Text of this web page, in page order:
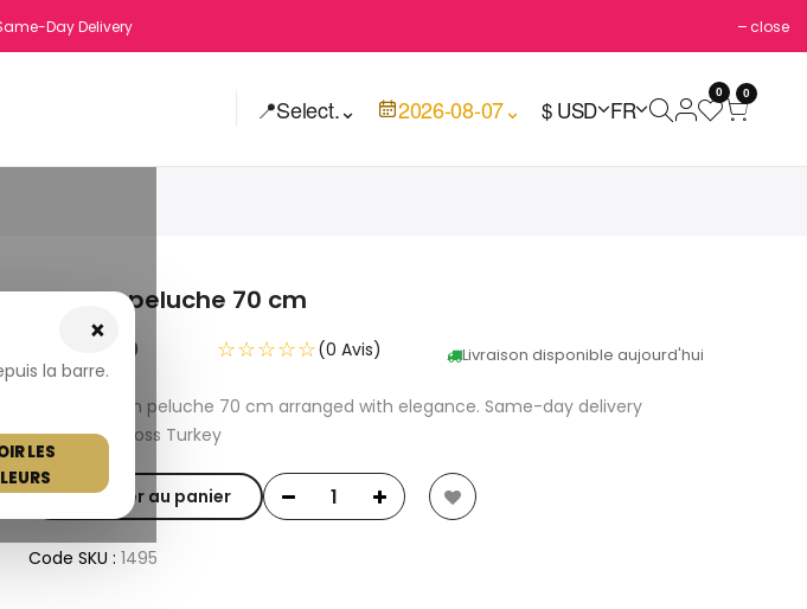
Day Delivery close
📍Select.⌄ 2026-08-07⌄ $ USD FR
0 0
×
la barre.
LES
Ours en peluche 70 cm
USD 90.00 Livraison disponible aujourd'hui
☆☆☆☆☆(0 Avis)
Fresh Ours en peluche 70 cm arranged with elegance. Same-day delivery
available across Turkey
Ajouter au panier
Code SKU : 1495